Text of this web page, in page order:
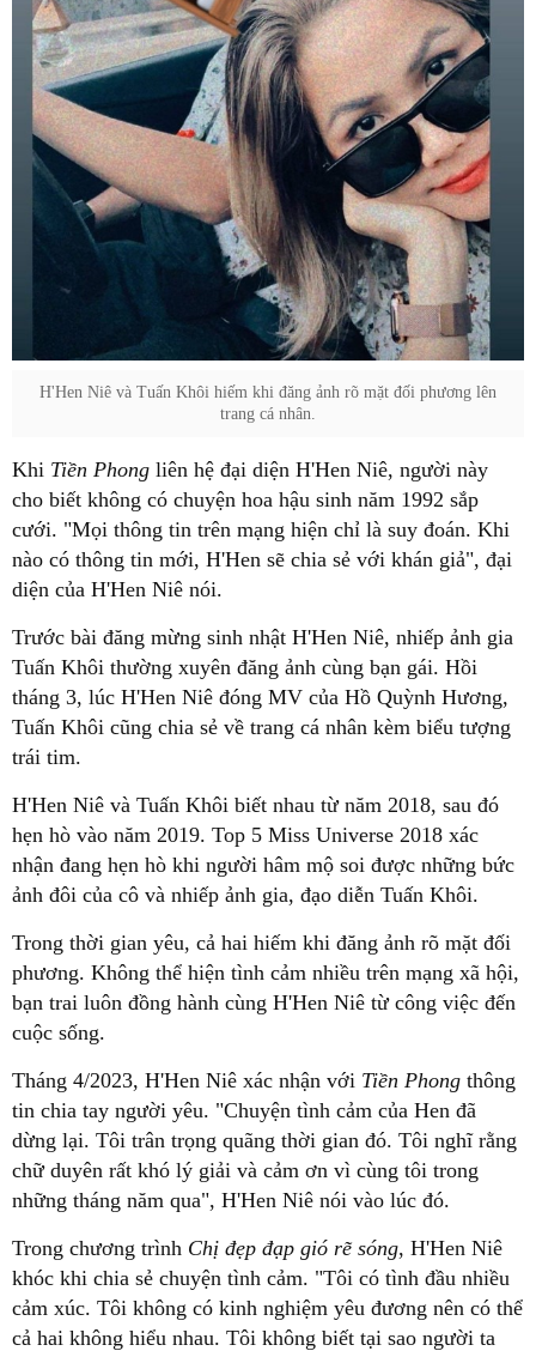
H'Hen Niê và Tuấn Khôi hiếm khi đăng ảnh rõ mặt đối phương lên
trang cá nhân.
Khi Tiền Phong liên hệ đại diện H'Hen Niê, người này
cho biết không có chuyện hoa hậu sinh năm 1992 sắp
cưới. "Mọi thông tin trên mạng hiện chỉ là suy đoán. Khi
nào có thông tin mới, H'Hen sẽ chia sẻ với khán giả", đại
diện của H'Hen Niê nói.
Trước bài đăng mừng sinh nhật H'Hen Niê, nhiếp ảnh gia
Tuấn Khôi thường xuyên đăng ảnh cùng bạn gái. Hồi
tháng 3, lúc H'Hen Niê đóng MV của Hồ Quỳnh Hương,
Tuấn Khôi cũng chia sẻ về trang cá nhân kèm biểu tượng
trái tim.
H'Hen Niê và Tuấn Khôi biết nhau từ năm 2018, sau đó
hẹn hò vào năm 2019. Top 5 Miss Universe 2018 xác
nhận đang hẹn hò khi người hâm mộ soi được những bức
ảnh đôi của cô và nhiếp ảnh gia, đạo diễn Tuấn Khôi.
Trong thời gian yêu, cả hai hiếm khi đăng ảnh rõ mặt đối
phương. Không thể hiện tình cảm nhiều trên mạng xã hội,
bạn trai luôn đồng hành cùng H'Hen Niê từ công việc đến
cuộc sống.
Tháng 4/2023, H'Hen Niê xác nhận với Tiền Phong thông
tin chia tay người yêu. "Chuyện tình cảm của Hen đã
dừng lại. Tôi trân trọng quãng thời gian đó. Tôi nghĩ rằng
chữ duyên rất khó lý giải và cảm ơn vì cùng tôi trong
những tháng năm qua", H'Hen Niê nói vào lúc đó.
Trong chương trình Chị đẹp đạp gió rẽ sóng, H'Hen Niê
khóc khi chia sẻ chuyện tình cảm. "Tôi có tình đầu nhiều
cảm xúc. Tôi không có kinh nghiệm yêu đương nên có thể
cả hai không hiểu nhau. Tôi không biết tại sao người ta